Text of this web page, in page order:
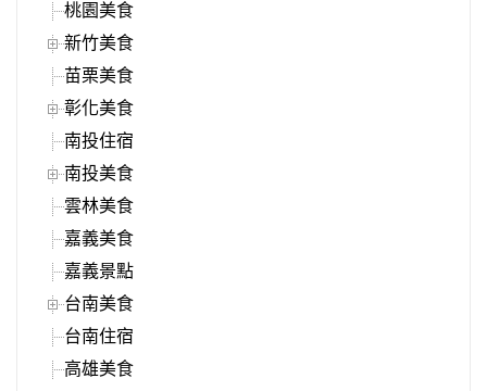
桃園美食
新竹美食
苗栗美食
彰化美食
南投住宿
南投美食
雲林美食
嘉義美食
嘉義景點
台南美食
台南住宿
高雄美食